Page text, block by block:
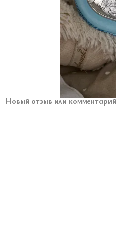
Новый отзыв или комментарий